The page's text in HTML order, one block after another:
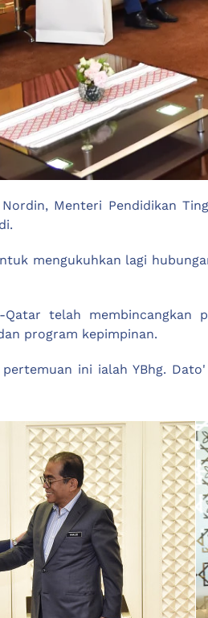
Menteri Pendidikan
mengukuhkan lagi
telah membincangkan
program kepimpinan.
ini ialah YBhg.